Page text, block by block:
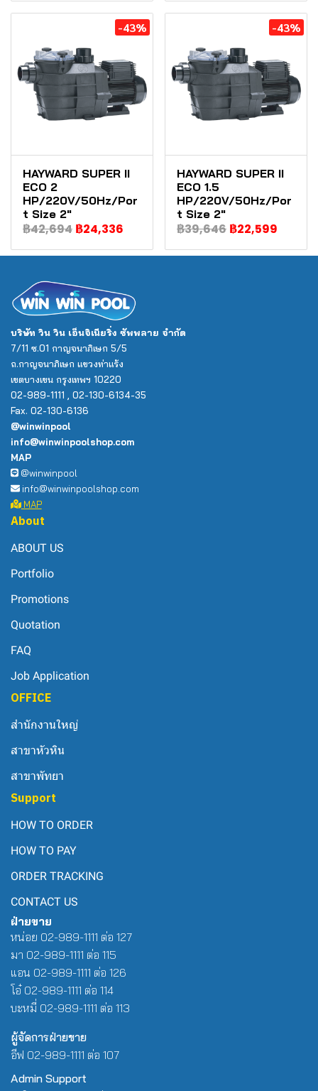
-43%
HAYWARD SUPER II
ECO 2
HP/220V/50Hz/Por
t Size 2"
฿42,694 ฿24,336
-43%
HAYWARD SUPER II
ECO 1.5
HP/220V/50Hz/Por
t Size 2"
฿39,646 ฿22,599
บริษัท วิน วิน เอ็นจิเนียริ่ง ซัพพลาย จำกัด
7/11 ซ.01 กาญจนาภิเษก 5/5
ถ.กาญจนาภิเษก แขวงท่าแร้ง
เขตบางเขน กรุงเทพฯ 10220
02-989-1111 , 02-130-6134-35
Fax. 02-130-6136
@winwinpool
info@winwinpoolshop.com
MAP
@winwinpool
info@winwinpoolshop.com
MAP
About
ABOUT US
Portfolio
Promotions
Quotation
FAQ
Job Application
OFFICE
สำนักงานใหญ่
สาขาหัวหิน
สาขาพัทยา
Support
HOW TO ORDER
HOW TO PAY
ORDER TRACKING
CONTACT US
ฝ่ายขาย
หน่อย 02-989-1111 ต่อ 127
มา 02-989-1111 ต่อ 115
แอน 02-989-1111 ต่อ 126
โอ๋ 02-989-1111 ต่อ 114
บะหมี่ 02-989-1111 ต่อ 113
ผู้จัดการฝ่ายขาย
อีฟ 02-989-1111 ต่อ 107
Admin Support